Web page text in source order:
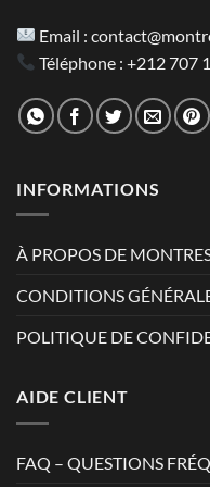
Email :
Téléphone :+212 707
INFORMATIONS
À PROPOS DE
CONDITIONS
POLITIQUE DE
AIDE CLIENT
FAQ – QUESTIONS